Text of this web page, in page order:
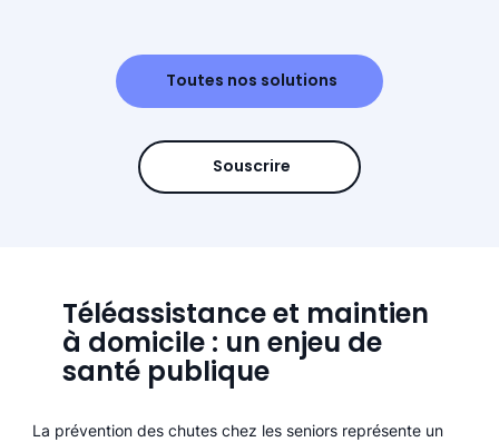
Toutes nos solutions
Souscrire
Téléassistance et maintien
à domicile : un enjeu de
santé publique
La prévention des chutes chez les seniors représente un